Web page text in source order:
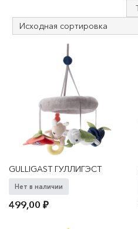
GULLIGAST ГУЛЛИГЭСТ
Нет в наличии
499,00₽